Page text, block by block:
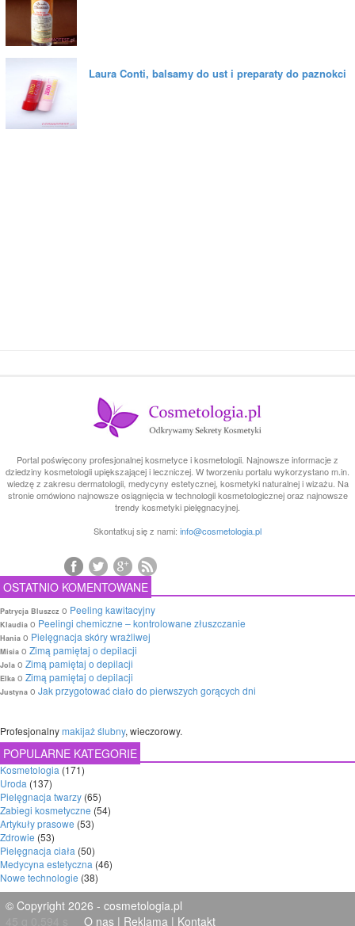
Laura Conti, balsamy do ust i preparaty do paznokci
Portal poświęcony profesjonalnej kosmetyce i kosmetologii. Najnowsze informacje z
dziedziny kosmetologii upiększającej i leczniczej. W tworzeniu portalu wykorzystano m.in.
wiedzę z zakresu dermatologii, medycyny estetycznej, kosmetyki naturalnej i wizażu. Na
stronie omówiono najnowsze osiągnięcia w technologii kosmetologicznej oraz najnowsze
trendy kosmetyki pielęgnacyjnej.
Skontatkuj się z nami: info@cosmetologia.pl
OSTATNIO KOMENTOWANE
Patrycja Bluszcz o Peeling kawitacyjny
Klaudia o Peelingi chemiczne – kontrolowane złuszczanie
Hania o Pielęgnacja skóry wrażliwej
Misia o Zimą pamiętaj o depilacji
Jola o Zimą pamiętaj o depilacji
Elka o Zimą pamiętaj o depilacji
Justyna o Jak przygotować ciało do pierwszych gorących dni
Profesjonalnymakijaż ślubny, wieczorowy.
POPULARNE KATEGORIE
Kosmetologia (171)
Uroda (137)
Pielęgnacja twarzy (65)
Zabiegi kosmetyczne (54)
Artykuły prasowe (53)
Zdrowie (53)
Pielęgnacja ciała (50)
Medycyna estetyczna (46)
Nowe technologie (38)
© Copyright 2026 - cosmetologia.pl
O nas | Reklama | Kontakt